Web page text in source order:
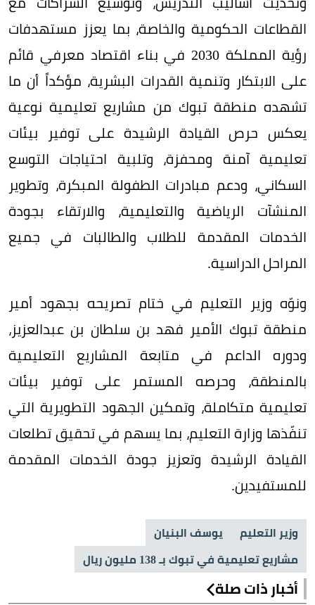
القطاعات الحكومية والخاصة، بما يعزز مستهدفات
رؤية المملكة 2030 في بناء اقتصاد معرفي قائم
على الابتكار وتنمية القدرات البشرية، مؤكداً أن ما
تشهده منطقة تبوك من مشاريع تعليمية نوعية
يعكس حرص القيادة الرشيدة على توفير بيئات
تعليمية آمنة ومحفزة، وتلبية احتياجات التوسع
السكاني، ودعم مبادرات الطفولة المبكرة، وتطوير
المنشآت الرياضية والتعليمية، والارتقاء بجودة
الخدمات المقدمة للطلاب والطالبات في جميع
المراحل الدراسية.
ونوّه وزير التعليم في ختام تصريحه بجهود أمير
منطقة تبوك الأمير فهد بن سلطان بن عبدالعزيز،
ودوره الداعم في متابعة المشاريع التعليمية
بالمنطقة، وحرصه المستمر على توفير بيئات
تعليمية متكاملة، وتمكين الجهود التطويرية التي
تنفّذها وزارة التعليم، بما يسهم في تحقيق تطلعات
القيادة الرشيدة وتعزيز جودة الخدمات المقدمة
للمستفيدين.
وزير التعليم
يوسف البنيان
مشاريع تعليمية في تبوك بـ 138 مليون ريال
أخبار ذات صلة